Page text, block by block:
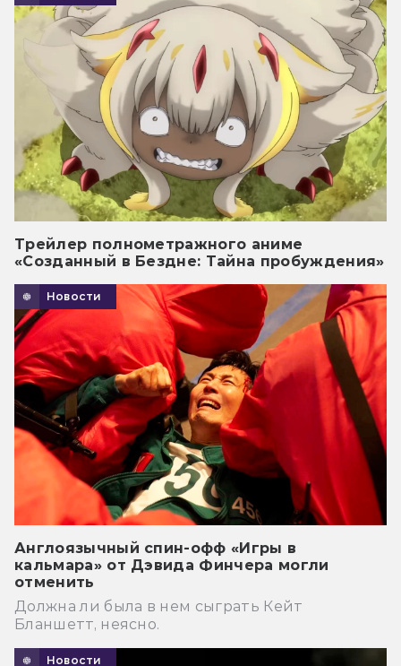
Трейлер полнометражного аниме
«Созданный в Бездне: Тайна пробуждения»
Новости
Англоязычный спин-офф «Игры в
кальмара» от Дэвида Финчера могли
отменить
Должна ли была в нем сыграть Кейт
Бланшетт, неясно.
Новости